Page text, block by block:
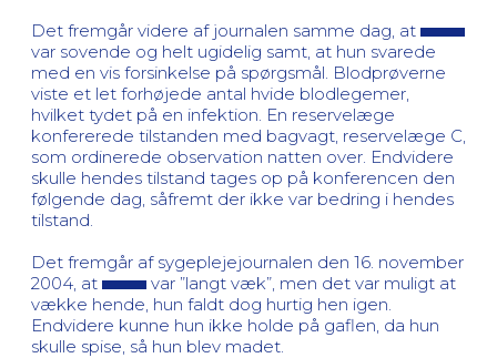
Det fremgår videre af journalen samme dag, at
var sovende og helt ugidelig samt, at hun svarede
med en vis forsinkelse på spørgsmål. Blodprøverne
viste et let forhøjede antal hvide blodlegemer,
hvilket tydet på en infektion. En reservelæge
konfererede tilstanden med bagvagt, reservelæge C,
som ordinerede observation natten over. Endvidere
skulle hendes tilstand tages op på konferencen den
følgende dag, såfremt der ikke var bedring i hendes
tilstand.
Det fremgår af sygeplejejournalen den 16. november
2004, at
var ”langt væk”, men det var muligt at
vække hende, hun faldt dog hurtig hen igen.
Endvidere kunne hun ikke holde på gaflen, da hun
skulle spise, så hun blev madet.